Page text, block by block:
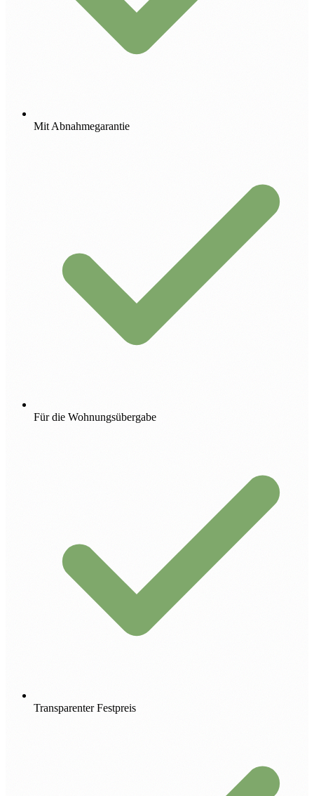
Mit Abnahmegarantie
Für die Wohnungsübergabe
Transparenter Festpreis